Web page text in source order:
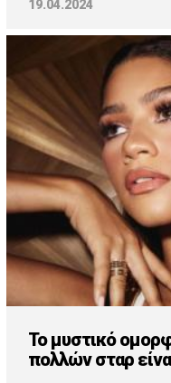
19.04.2024
Το μυστικό
πολλών σταρ